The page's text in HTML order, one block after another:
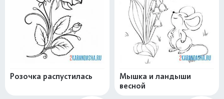
Розочка распустилась
Мышка и ландыши
весной